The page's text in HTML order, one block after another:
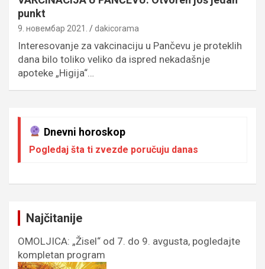
punkt
9. новембар 2021. dakicorama
Interesovanje za vakcinaciju u Pančevu je proteklih
dana bilo toliko veliko da ispred nekadašnje
apoteke „Higija“…
Dnevni horoskop
Pogledaj šta ti zvezde poručuju danas
Najčitanije
OMOLJICA: „Žisel“ od 7. do 9. avgusta, pogledajte
kompletan program